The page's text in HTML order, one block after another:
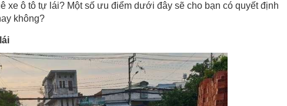
xe ô tô tự lái? Một số ưu điểm dưới đây sẽ cho bạn có quyết định
không?